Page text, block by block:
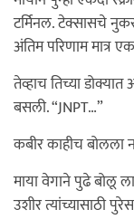
टर्मिनल. टेक्सासचे
अंतिम परिणाम मात्र
तेव्हाच तिच्या
बसली. “JNPT…”
कबीर काहीच बोलला
माया वेगाने पुढे बोलू
उशीर त्यांच्यासाठी